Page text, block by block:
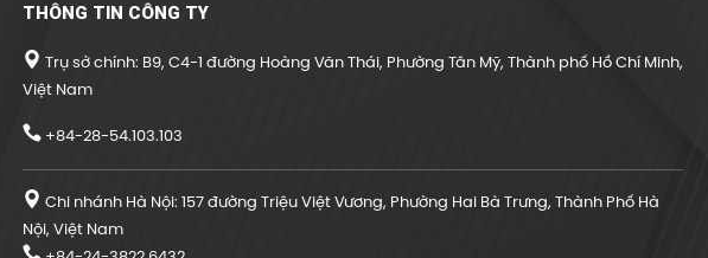
THÔNG TIN CÔNG TY
Trụ sở chính: B9, C4-1 đường Hoàng Văn Thái, Phường Tân Mỹ, Thành phố Hồ Chí Minh,
Việt Nam
+84-28-54.103.103
Chi nhánh Hà Nội: 157 đường Triệu Việt Vương, Phường Hai Bà Trưng, Thành Phố Hà
Nội, Việt Nam